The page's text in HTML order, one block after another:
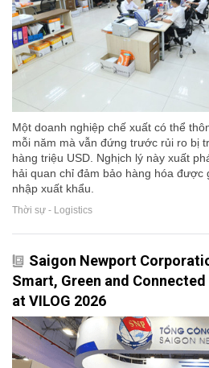
Một doanh nghiệp chế xuất có thể
mỗi năm mà vẫn đứng trước rủi ro bị
hàng triệu USD. Nghịch lý này xuất
hải quan chỉ đảm bảo hàng hóa được
nhập xuất khẩu.
Thời sự - Logistics
Saigon Newport
Smart, Green and
at VILOG 2026